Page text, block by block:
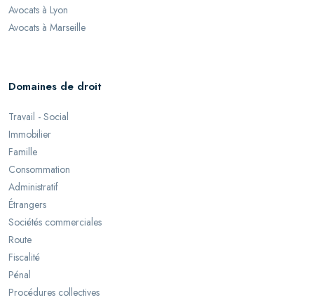
Avocats à Lyon
Avocats à Marseille
Domaines de droit
Travail - Social
Immobilier
Famille
Consommation
Administratif
Étrangers
Sociétés commerciales
Route
Fiscalité
Pénal
Procédures collectives